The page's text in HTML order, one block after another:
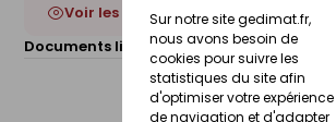
Sur notre site gedimat.fr,
nous avons besoin de
cookies pour suivre les
statistiques du site afin
d'optimiser votre expérience
de navigation et d'adapter
Voir les 13 déclinaisons
Documents liés :
Fiche technique